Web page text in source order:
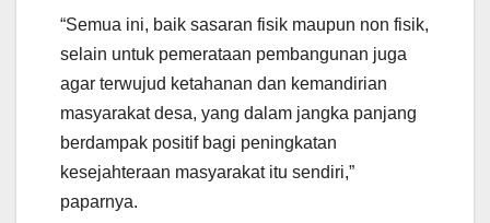
“Semua ini, baik sasaran fisik maupun non fisik,
selain untuk pemerataan pembangunan juga
agar terwujud ketahanan dan kemandirian
masyarakat desa, yang dalam jangka panjang
berdampak positif bagi peningkatan
kesejahteraan masyarakat itu sendiri,”
paparnya.